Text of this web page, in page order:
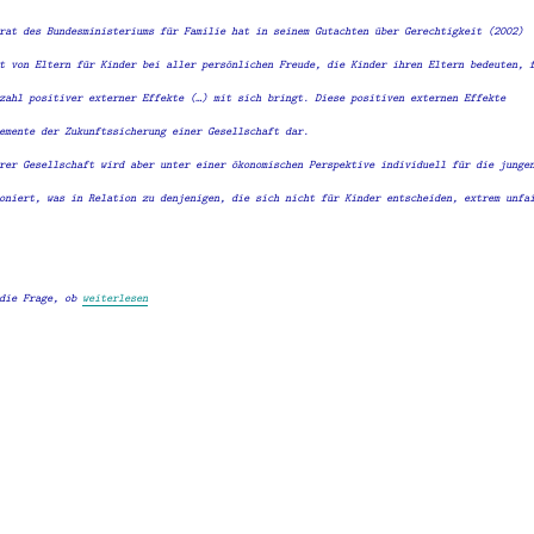
des Bundesministeriums für Familie hat in seinem Gutachten über Gerechtigkeit (2002)
von Eltern für Kinder bei aller persönlichen Freude, die Kinder ihren Eltern bedeuten,
positiver externer Effekte (…) mit sich bringt. Diese positiven externen Effekte
der Zukunftssicherung einer Gesellschaft dar.
Gesellschaft wird aber unter einer ökonomischen Perspektive individuell für die jungen
was in Relation zu denjenigen, die sich nicht für Kinder entscheiden, extrem
Frage, ob weiterlesen